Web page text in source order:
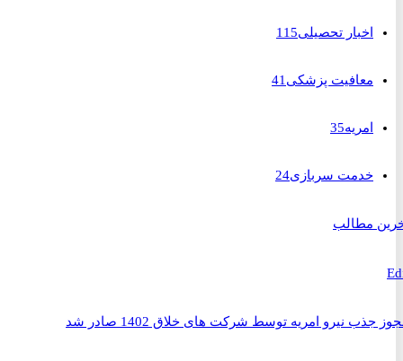
اخبار تحصیلی115
معافیت پزشکی41
امریه 35
خدمت سربازی 24
مطالب
نیرو امریه توسط شرکت های خلاق 1402 صادر شد